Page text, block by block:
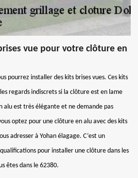
vue pour votre clôture en
pourrez installer des kits brises vues. Ces kits
regards indiscrets si la clôture est en lame
alu est très élégante et ne demande pas
optez pour une clôture en alu avec des kits
adresser à Yohan élagage. C’est un
pour installer une clôture dans les
êtes dans le 62380.